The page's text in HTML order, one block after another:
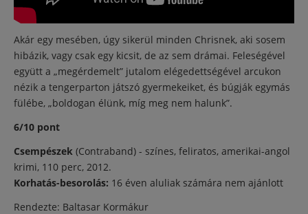
Akár egy mesében, úgy sikerül minden Chrisnek, aki sosem
hibázik, vagy csak egy kicsit, de az sem drámai. Feleségével
együtt a „megérdemelt” jutalom elégedettségével arcukon
nézik a tengerparton játszó gyermekeiket, és búgják egymás
fülébe, „boldogan élünk, míg meg nem halunk”.
6/10 pont
Csempészek (Contraband) - színes, feliratos, amerikai-angol
krimi, 110 perc, 2012.
Korhatás-besorolás: 16 éven aluliak számára nem ajánlott
Rendezte: Baltasar Kormákur